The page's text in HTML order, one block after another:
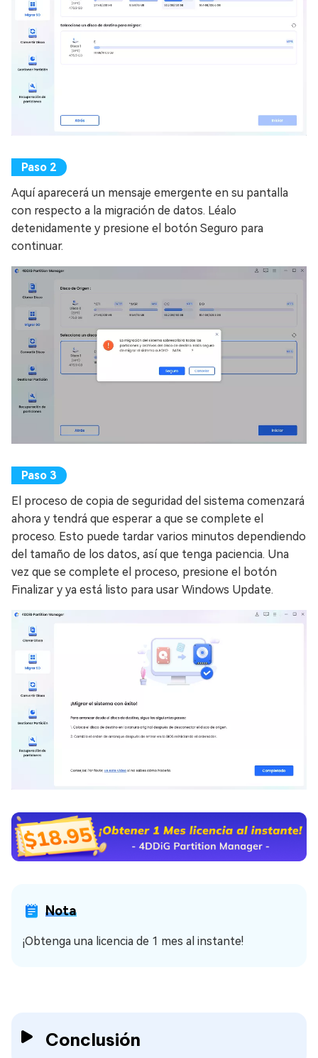
Aquí aparecerá un mensaje emergente en su pantalla
con respecto a la migración de datos. Léalo
detenidamente y presione el botón Seguro para
continuar.
El proceso de copia de seguridad del sistema comenzará
ahora y tendrá que esperar a que se complete el
proceso. Esto puede tardar varios minutos dependiendo
del tamaño de los datos, así que tenga paciencia. Una
vez que se complete el proceso, presione el botón
Finalizar y ya está listo para usar Windows Update.
Nota
¡Obtenga una licencia de 1 mes al instante!
Conclusión